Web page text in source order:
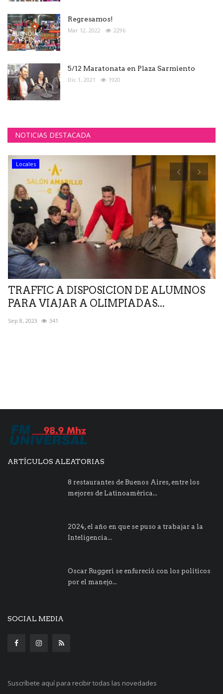
Regresamos!
Mar 12, 2022 2296
5/12 Maratonata en Plaza Sarmiento
Dic 1, 2021 1920
NOTICIAS DESTACADA
Locales
TRAFFIC A DISPOSICION DE ALUMNOS
PARA VIAJAR A OLIMPIADAS...
Sep 8, 2023 341
ARTÍCULOS ALEATORIAS
8 restaurantes de Buenos Aires, entre los
mejores de Latinoamérica...
2024, el año en que se puso a trabajar a la
Inteligencia...
Oscar Ruggeri se enfureció con los políticos
por el manejo...
SOCIAL MEDIA
Suscríbete aquí para recibir todas las novedades